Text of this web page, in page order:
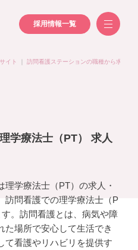
採用情報一覧
イト 訪問看護ステーションの職種から求人を
学療法士（PT） 求人
学療法士（PT）の求人・
訪問看護での理学療法士（P
。訪問看護とは、病気や障
た場所で安心して生活でき
て看護やリハビリを提供す